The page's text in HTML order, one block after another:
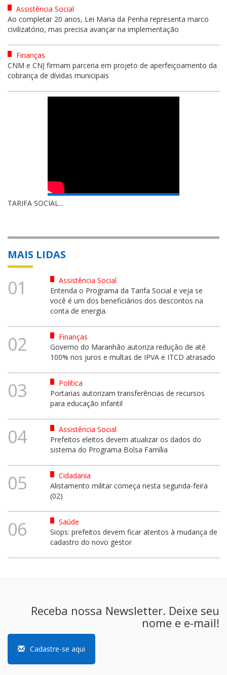
Assistência Social
Ao completar 20 anos, Lei Maria da Penha representa marco
civilizatório, mas precisa avançar na implementação
Finanças
CNM e CNJ firmam parceria em projeto de aperfeiçoamento da
cobrança de dívidas municipais
TARIFA SOCIAL...
MAIS LIDAS
01
Assistência Social
Entenda o Programa da Tarifa Social e veja se
você é um dos beneficiários dos descontos na
conta de energia.
02
Finanças
Governo do Maranhão autoriza redução de até
100% nos juros e multas de IPVA e ITCD atrasado
03
Política
Portarias autorizam transferências de recursos
para educação infantil
04
Assistência Social
Prefeitos eleitos devem atualizar os dados do
sistema do Programa Bolsa Família
05
Cidadania
Alistamento militar começa nesta segunda-feira
(02)
06
Saúde
Siops: prefeitos devem ficar atentos à mudança de
cadastro do novo gestor
Receba nossa Newsletter. Deixe seu
nome e e-mail!
Cadastre-se aqui